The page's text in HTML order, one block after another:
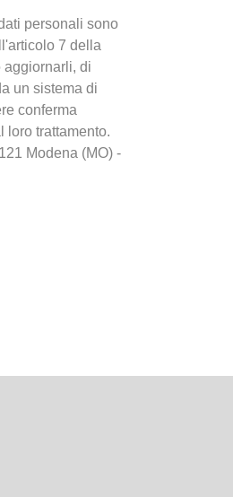
personali sono
7 della
aggiornarli, di
un sistema di
conferma
loro trattamento.
Modena (MO) -